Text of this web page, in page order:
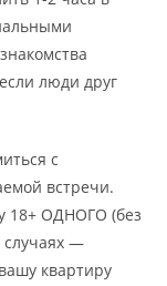
люди друг
с
встречи.
18+ ОДНОГО (без
случаях —
квартиру